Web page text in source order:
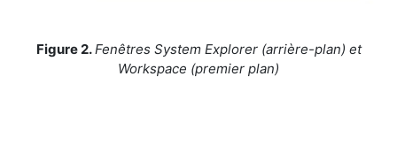
Figure 2.Fenêtres System Explorer (arrière-plan) et
Workspace (premier plan)